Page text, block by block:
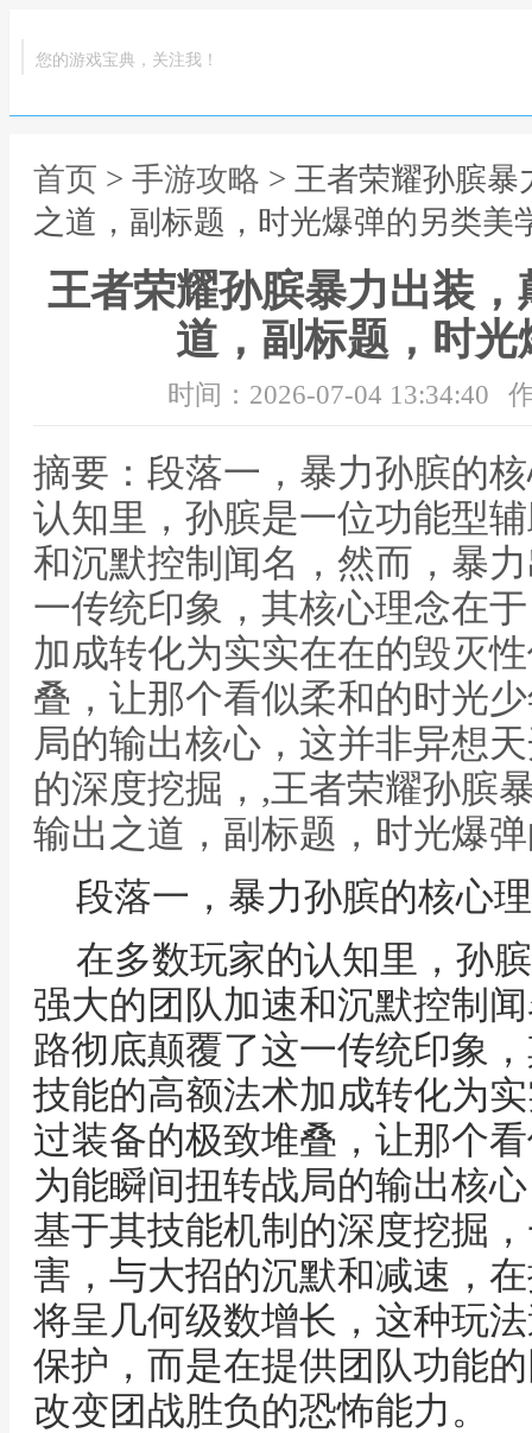
您的游戏宝典，关注我！
首页 > 手游攻略 > 王者荣耀孙膑
之道，副标题，时光爆弹的另类美
王者荣耀孙膑暴力出装
道，副标题，时
时间：2026-07-04 13:34:40
摘要：段落一，暴力孙膑的
认知里，孙膑是一位功能型
和沉默控制闻名，然而，暴
一传统印象，其核心理念在
加成转化为实实在在的毁灭
叠，让那个看似柔和的时光
局的输出核心，这并非异想
的深度挖掘，,王者荣耀孙膑
输出之道，副标题，时光爆
段落一，暴力孙膑的核心
在多数玩家的认知里，孙
强大的团队加速和沉默控制
路彻底颠覆了这一传统印象
技能的高额法术加成转化为
过装备的极致堆叠，让那个
为能瞬间扭转战局的输出核
基于其技能机制的深度挖掘
害，与大招的沉默和减速，
将呈几何级数增长，这种玩
保护，而是在提供团队功能
改变团战胜负的恐怖能力。